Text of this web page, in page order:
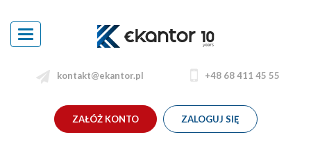
Toggle
navigation
kontakt@ekantor.pl +48 68 411 45 55
ZAŁÓŻ KONTO ZALOGUJ SIĘ